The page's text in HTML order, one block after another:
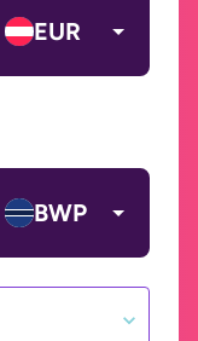
EUR
BWP